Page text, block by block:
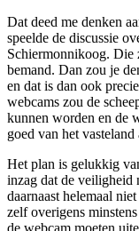
Dat deed me denken
speelde de discussie
Schiermonnikoog. Die
bemand. Dan zou je
en dat is dan ook
webcams zou de
kunnen worden en de
goed van het
Het plan is gelukkig
inzag dat de veiligheid
daarnaast helemaal
zelf overigens
de webcam moeten